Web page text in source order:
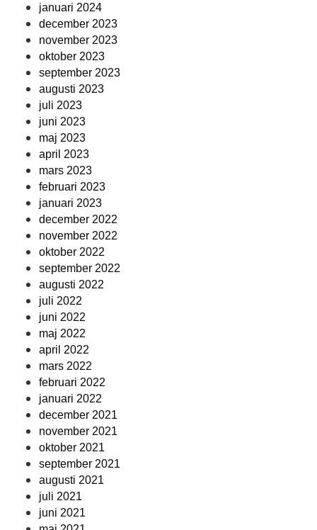
januari 2024
december 2023
november 2023
oktober 2023
september 2023
augusti 2023
juli 2023
juni 2023
maj 2023
april 2023
mars 2023
februari 2023
januari 2023
december 2022
november 2022
oktober 2022
september 2022
augusti 2022
juli 2022
juni 2022
maj 2022
april 2022
mars 2022
februari 2022
januari 2022
december 2021
november 2021
oktober 2021
september 2021
augusti 2021
juli 2021
juni 2021